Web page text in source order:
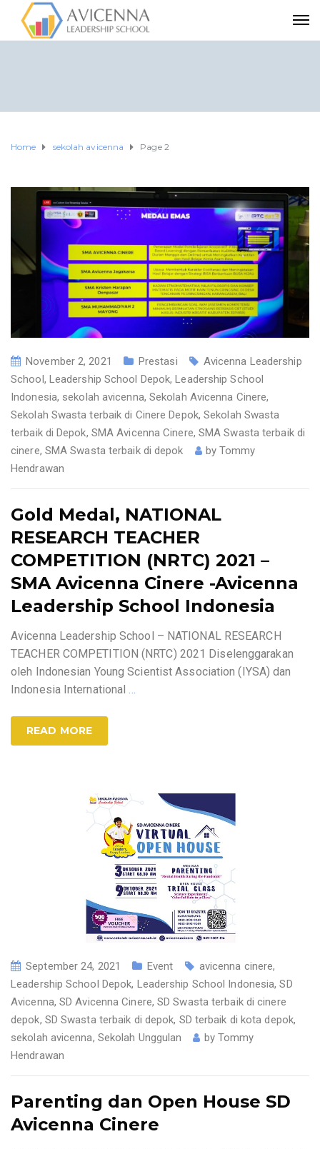
Home sekolah avicenna Page 2
November 2, 2021 Prestasi
Avicenna Leadership
School, Leadership School Depok,Leadership School
Indonesia, sekolah avicenna, Sekolah Avicenna Cinere,
Sekolah Swasta terbaik di Cinere Depok,Sekolah Swasta
terbaik di Depok, SMA Avicenna Cinere, SMA Swasta terbaik di
cinere, SMA Swasta terbaik di depok by Tommy
Hendrawan
Gold Medal, NATIONAL
RESEARCH TEACHER
COMPETITION (NRTC) 2021 –
SMA Avicenna Cinere -Avicenna
Leadership School Indonesia
Avicenna Leadership School – NATIONAL RESEARCH
TEACHER COMPETITION (NRTC) 2021 Diselenggarakan
oleh Indonesian Young Scientist Association (IYSA) dan
Indonesia International…
READ MORE
September 24, 2021 Event avicenna cinere,
Leadership School Depok, Leadership School Indonesia,SD
Avicenna,SD Avicenna Cinere,SD Swasta terbaik di cinere
depok, SD Swasta terbaik di depok, SD terbaik di kota depok,
sekolah avicenna, Sekolah Unggulan by Tommy
Hendrawan
Parenting dan Open House SD
Avicenna Cinere